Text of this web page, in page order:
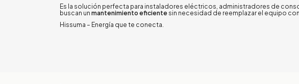
Es la solución perfecta para instaladores eléctricos, administradores de
buscan un mantenimiento eficiente sin necesidad de reemplazar el equipo
Hissuma – Energía que te conecta.